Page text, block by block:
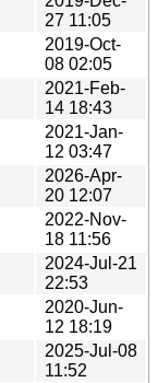
27 11:05
2019-Oct-
08 02:05
2021-Feb-
14 18:43
2021-Jan-
12 03:47
2026-Apr-
20 12:07
2022-Nov-
18 11:56
2024-Jul-21
22:53
2020-Jun-
12 18:19
2025-Jul-08
11:52